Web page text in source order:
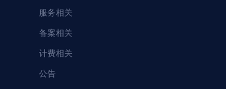
服务相关
备案相关
计费相关
公告